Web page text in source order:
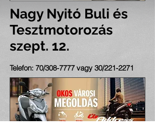
Nagy Nyitó Buli és
Tesztmotorozás
szept. 12.
Telefon: 70/308-7777 vagy 30/221-2271